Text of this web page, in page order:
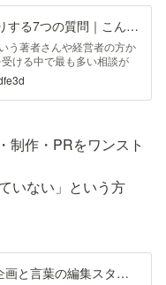
著者になるために自分の魅力を深掘りする7つの質問｜こんちゃん（今野正輝）📖339PLANNING Inc.
う著者さんや経営者の方か
ける中で最も多い相談が
です。 著者＝有名な
いうイメージは未だに強
はなく、現在出版されてい
な？」という不安な気持ち
自分自身の力だけで気づ
制作・PRをワンスト
いない」という方
339PLANNING｜神奈川県横浜市の企画と言葉の編集スタジオ｜出版×Web販促